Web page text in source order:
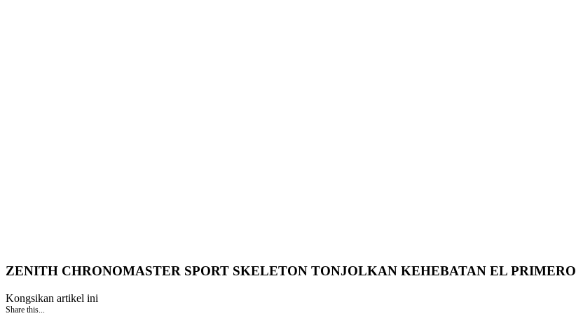
ZENITH CHRONOMASTER SPORT SKELETON TONJOLKAN KEHEBATAN EL PRIMERO
Kongsikan artikel ini
Share this...